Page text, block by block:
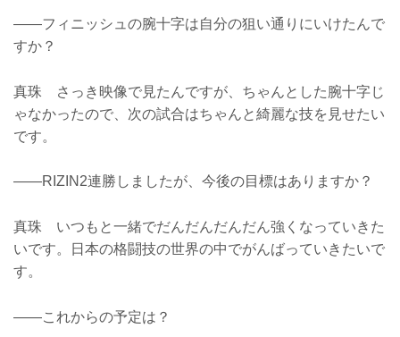
――フィニッシュの腕十字は自分の狙い通りにいけたんで
すか？
真珠 さっき映像で見たんですが、ちゃんとした腕十字じ
ゃなかったので、次の試合はちゃんと綺麗な技を見せたい
です。
――RIZIN2連勝しましたが、今後の目標はありますか？
真珠 いつもと一緒でだんだんだんだん強くなっていきた
いです。日本の格闘技の世界の中でがんばっていきたいで
す。
――これからの予定は？